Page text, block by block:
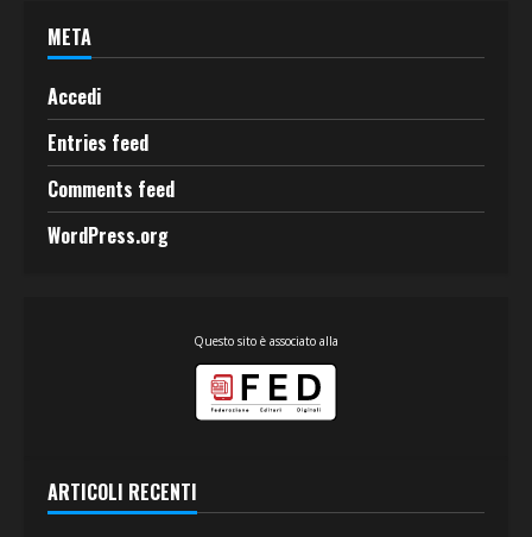
META
Accedi
Entries feed
Comments feed
WordPress.org
Questo sito è associato alla
ARTICOLI RECENTI